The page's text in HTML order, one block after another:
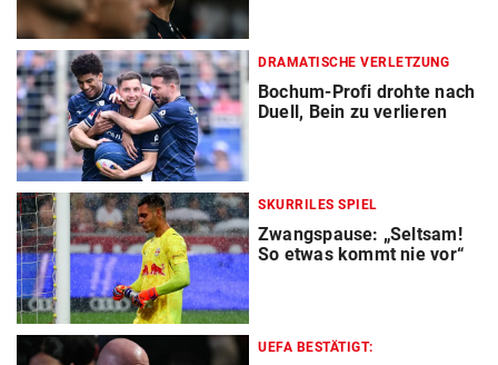
DRAMATISCHE VERLETZUNG
Bochum-Profi drohte nach
Duell, Bein zu verlieren
SKURRILES SPIEL
Zwangspause: „Seltsam!
So etwas kommt nie vor“
UEFA BESTÄTIGT: